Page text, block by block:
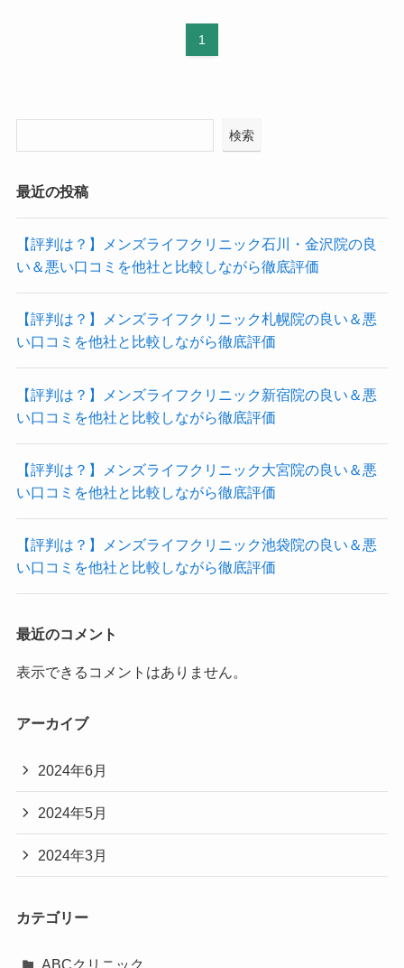
1
検索
最近の投稿
【評判は？】メンズライフクリニック石川・金沢院の良
い＆悪い口コミを他社と比較しながら徹底評価
【評判は？】メンズライフクリニック札幌院の良い＆悪
い口コミを他社と比較しながら徹底評価
【評判は？】メンズライフクリニック新宿院の良い＆悪
い口コミを他社と比較しながら徹底評価
【評判は？】メンズライフクリニック大宮院の良い＆悪
い口コミを他社と比較しながら徹底評価
【評判は？】メンズライフクリニック池袋院の良い＆悪
い口コミを他社と比較しながら徹底評価
最近のコメント
表示できるコメントはありません。
アーカイブ
2024年6月
2024年5月
2024年3月
カテゴリー
ABCクリニック